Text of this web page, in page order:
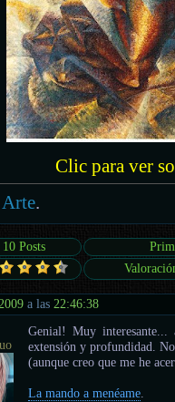
Clic para ver
Arte.
10 Posts
a las22:46:38
Genial! Muy interesante...
extensión y profundidad.
(aunque creo que me he
La mando a menéame.